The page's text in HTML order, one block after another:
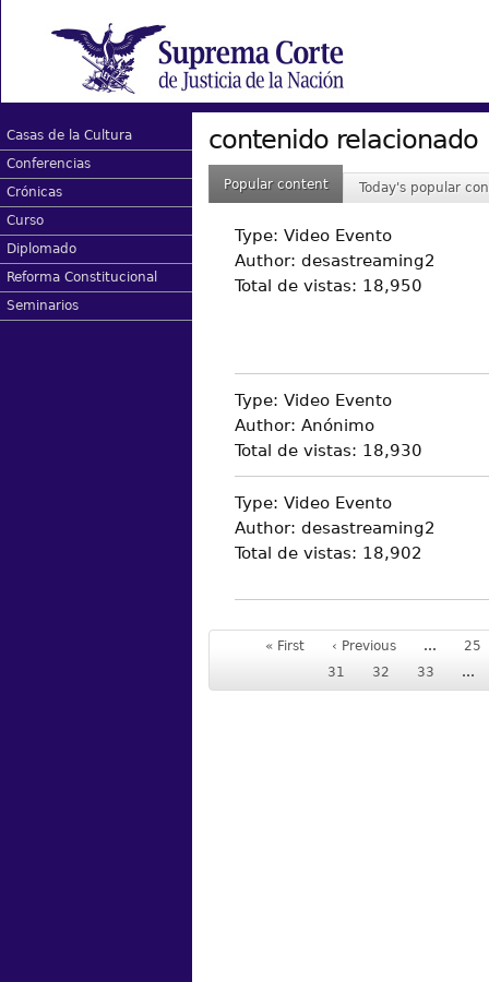
Casas de la Cultura
Conferencias
Crónicas
Curso
Diplomado
Reforma Constitucional
Seminarios
contenido relacionado
Popular content Today's popular
Type: Video Evento
Author: desastreaming2
Total de vistas: 18,950
Type: Video Evento
Author: Anónimo
Total de vistas: 18,930
Type: Video Evento
Author: desastreaming2
Total de vistas: 18,902
« First ‹ Previous …
25
31
32 33 …